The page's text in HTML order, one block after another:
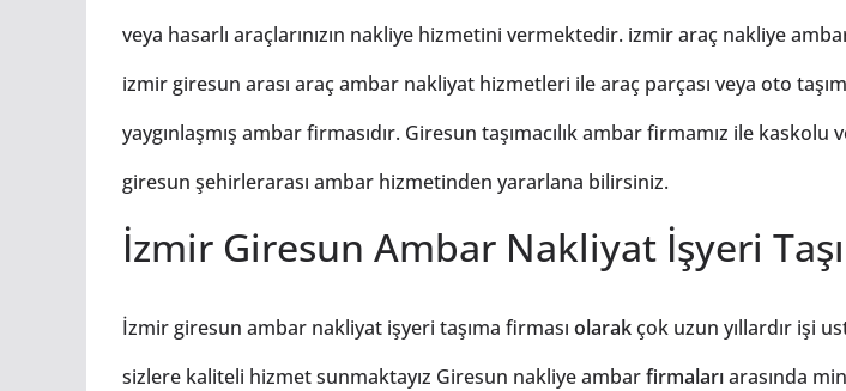
veya hasarlı araçlarınızın nakliye hizmetini vermektedir. izmir araç nakliye
izmir giresun arası araçambar nakliyat hizmetleri ile araç parçası veya oto
yaygınlaşmış ambar firmasıdır. Giresun taşımacılık ambar firmamız ile kaskolu
giresun şehirlerarası ambar hizmetinden yararlana bilirsiniz.
İzmir Giresun Ambar Nakliyat İşyeri
İzmir giresun ambar nakliyat işyeri taşıma firması olarakçok uzun yıllardır işi
sizlere kaliteli hizmet sunmaktayız Giresun nakliye ambarfirmalarıarasında